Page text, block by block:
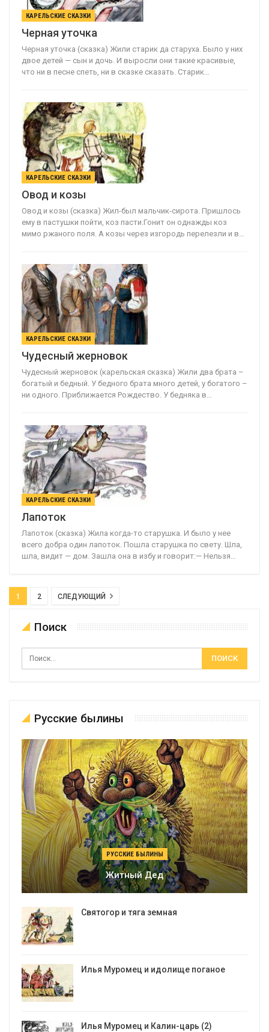
КАРЕЛЬСКИЕ СКАЗКИ
Черная уточка
Черная уточка (сказка) Жили старик да старуха. Было у них
двое детей — сын и дочь. И выросли они такие красивые,
что ни в песне спеть, ни в сказке сказать. Старик…
КАРЕЛЬСКИЕ СКАЗКИ
Овод и козы
Овод и козы (сказка) Жил-был мальчик-сирота. Пришлось
ему в пастушки пойти, коз пасти.Гонит он однажды коз
мимо ржаного поля. А козы через изгородь перелезли и в…
КАРЕЛЬСКИЕ СКАЗКИ
Чудесный жерновок
Чудесный жерновок (карельская сказка) Жили два брата –
богатый и бедный. У бедного брата много детей, у богатого –
ни одного. Приближается Рождество. У бедняка в…
КАРЕЛЬСКИЕ СКАЗКИ
Лапоток
Лапоток (сказка) Жила когда-то старушка. И было у нее
всего добра один лапоток. Пошла старушка по свету. Шла,
шла, видит — дом. Зашла она в избу и говорит:— Нельзя…
1 2 СЛЕДУЮЩИЙ
Поиск
Русские былины
РУССКИЕ БЫЛИНЫ
Житный Дед
Святогор и тяга земная
Илья Муромец и идолище поганое
Илья Муромец и Калин-царь (2)